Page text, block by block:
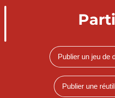
Publier un jeu de
Publier une